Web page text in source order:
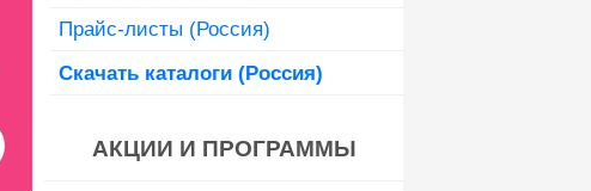
Прайс-листы (Россия)
Скачать каталоги (Россия)
АКЦИИ И ПРОГРАММЫ